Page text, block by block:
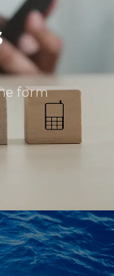
form